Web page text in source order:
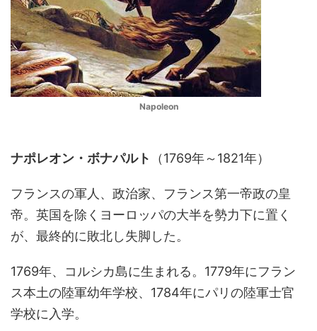
Napoleon
ナポレオン・ボナパルト （1769年～1821年）
フランスの軍人、政治家、フランス第一帝政の皇
帝。英国を除くヨーロッパの大半を勢力下に置く
が、最終的に敗北し失脚した。
1769年、コルシカ島に生まれる。1779年にフラン
ス本土の陸軍幼年学校、1784年にパリの陸軍士官
学校に入学。